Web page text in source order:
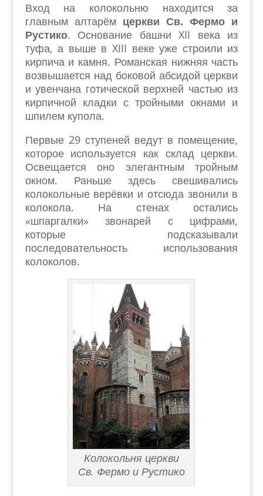
Вход на колокольню находится за
главным алтарём церкви Св. Фермо и
Рустико. Основание башни XII века из
туфа, а выше в XIII веке уже строили из
кирпича и камня. Романская нижняя часть
возвышается над боковой абсидой церкви
и увенчана готической верхней частью из
кирпичной кладки с тройными окнами и
шпилем купола.
Первые 29 ступеней ведут в помещение,
которое используется как склад церкви.
Освещается оно элегантным тройным
окном. Раньше здесь свешивались
колокольные верёвки и отсюда звонили в
колокола. На стенах остались
«шпаргалки» звонарей с цифрами,
которые подсказывали
последовательность использования
колоколов.
Колокольня церкви
Св. Фермо и Рустико